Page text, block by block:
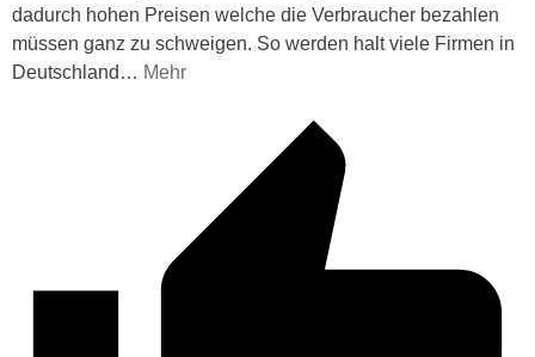
dadurch hohen Preisen welche die Verbraucher bezahlen
müssen ganz zu schweigen. So werden halt viele Firmen in
Deutschland … Mehr